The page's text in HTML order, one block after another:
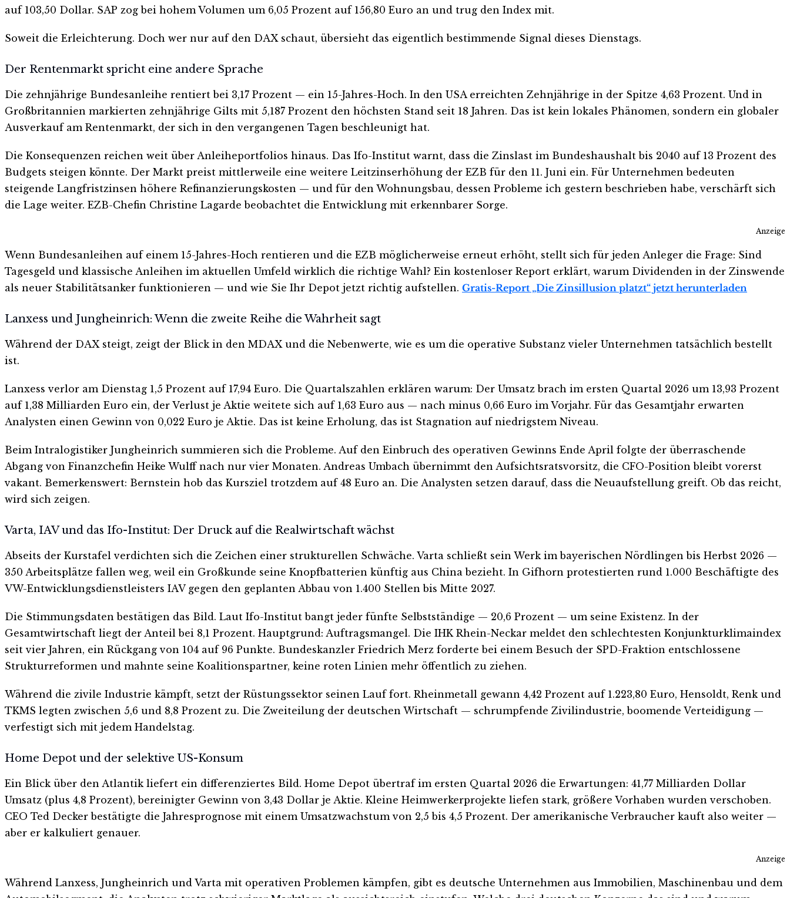
auf 103,50 Dollar. SAP zog bei hohem Volumen um 6,05 Prozent auf 156,80 Euro an und trug den Index mit.
Soweit die Erleichterung. Doch wer nur auf den DAX schaut, übersieht das eigentlich bestimmende Signal dieses Dienstags.
Der Rentenmarkt spricht eine andere Sprache
Die zehnjährige Bundesanleihe rentiert bei 3,17 Prozent — ein 15-Jahres-Hoch. In den USA erreichten Zehnjährige in der Spitze 4,63 Prozent. Und in
Großbritannien markierten zehnjährige Gilts mit 5,187 Prozent den höchsten Stand seit 18 Jahren. Das ist kein lokales Phänomen, sondern ein globaler
Ausverkauf am Rentenmarkt, der sich in den vergangenen Tagen beschleunigt hat.
Die Konsequenzen reichen weit über Anleiheportfolios hinaus. Das Ifo-Institut warnt, dass die Zinslast im Bundeshaushalt bis 2040 auf 13 Prozent des
Budgets steigen könnte. Der Markt preist mittlerweile eine weitere Leitzinserhöhung der EZB für den 11. Juni ein. Für Unternehmen bedeuten
steigende Langfristzinsen höhere Refinanzierungskosten — und für den Wohnungsbau, dessen Probleme ich gestern beschrieben habe, verschärft sich
die Lage weiter. EZB-Chefin Christine Lagarde beobachtet die Entwicklung mit erkennbarer Sorge.
Anzeige
Wenn Bundesanleihen auf einem 15-Jahres-Hoch rentieren und die EZB möglicherweise erneut erhöht, stellt sich für jeden Anleger die Frage: Sind
Tagesgeld und klassische Anleihen im aktuellen Umfeld wirklich die richtige Wahl? Ein kostenloser Report erklärt, warum Dividenden in der Zinswende
als neuer Stabilitätsanker funktionieren — und wie Sie Ihr Depot jetzt richtig aufstellen. Gratis-Report „Die Zinsillusion platzt“ jetzt herunterladen
Lanxess und Jungheinrich: Wenn die zweite Reihe die Wahrheit sagt
Während der DAX steigt, zeigt der Blick in den MDAX und die Nebenwerte, wie es um die operative Substanz vieler Unternehmen tatsächlich bestellt
ist.
Lanxess verlor am Dienstag 1,5 Prozent auf 17,94 Euro. Die Quartalszahlen erklären warum: Der Umsatz brach im ersten Quartal 2026 um 13,93 Prozent
auf 1,38 Milliarden Euro ein, der Verlust je Aktie weitete sich auf 1,63 Euro aus — nach minus 0,66 Euro im Vorjahr. Für das Gesamtjahr erwarten
Analysten einen Gewinn von 0,022 Euro je Aktie. Das ist keine Erholung, das ist Stagnation auf niedrigstem Niveau.
Beim Intralogistiker Jungheinrich summieren sich die Probleme. Auf den Einbruch des operativen Gewinns Ende April folgte der überraschende
Abgang von Finanzchefin Heike Wulff nach nur vier Monaten. Andreas Umbach übernimmt den Aufsichtsratsvorsitz, die CFO-Position bleibt vorerst
vakant. Bemerkenswert: Bernstein hob das Kursziel trotzdem auf 48 Euro an. Die Analysten setzen darauf, dass die Neuaufstellung greift. Ob das reicht,
wird sich zeigen.
Varta, IAV und das Ifo-Institut: Der Druck auf die Realwirtschaft wächst
Abseits der Kurstafel verdichten sich die Zeichen einer strukturellen Schwäche. Varta schließt sein Werk im bayerischen Nördlingen bis Herbst 2026 —
350 Arbeitsplätze fallen weg, weil ein Großkunde seine Knopfbatterien künftig aus China bezieht. In Gifhorn protestierten rund 1.000 Beschäftigte des
VW-Entwicklungsdienstleisters IAV gegen den geplanten Abbau von 1.400 Stellen bis Mitte 2027.
Die Stimmungsdaten bestätigen das Bild. Laut Ifo-Institut bangt jeder fünfte Selbstständige — 20,6 Prozent — um seine Existenz. In der
Gesamtwirtschaft liegt der Anteil bei 8,1 Prozent. Hauptgrund: Auftragsmangel. Die IHK Rhein-Neckar meldet den schlechtesten Konjunkturklimaindex
seit vier Jahren, ein Rückgang von 104 auf 96 Punkte. Bundeskanzler Friedrich Merz forderte bei einem Besuch der SPD-Fraktion entschlossene
Strukturreformen und mahnte seine Koalitionspartner, keine roten Linien mehr öffentlich zu ziehen.
Während die zivile Industrie kämpft, setzt der Rüstungssektor seinen Lauf fort. Rheinmetall gewann 4,42 Prozent auf 1.223,80 Euro, Hensoldt, Renk und
TKMS legten zwischen 5,6 und 8,8 Prozent zu. Die Zweiteilung der deutschen Wirtschaft — schrumpfende Zivilindustrie, boomende Verteidigung —
verfestigt sich mit jedem Handelstag.
Home Depot und der selektive US-Konsum
Ein Blick über den Atlantik liefert ein differenziertes Bild. Home Depot übertraf im ersten Quartal 2026 die Erwartungen: 41,77 Milliarden Dollar
Umsatz (plus 4,8 Prozent), bereinigter Gewinn von 3,43 Dollar je Aktie. Kleine Heimwerkerprojekte liefen stark, größere Vorhaben wurden verschoben.
CEO Ted Decker bestätigte die Jahresprognose mit einem Umsatzwachstum von 2,5 bis 4,5 Prozent. Der amerikanische Verbraucher kauft also weiter —
aber er kalkuliert genauer.
Anzeige
Während Lanxess, Jungheinrich und Varta mit operativen Problemen kämpfen, gibt es deutsche Unternehmen aus Immobilien, Maschinenbau und dem